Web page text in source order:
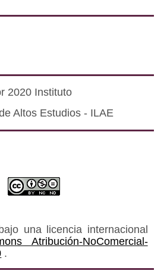
2020 Instituto
Altos Estudios - ILAE
una licencia internacional
Atribución-NoComercial-
.